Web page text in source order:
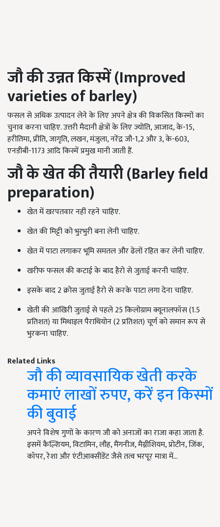
जौ की उन्नत किस्में (Improved
varieties of barley)
फसल से अधिक उत्पादन लेने के लिए अपने क्षेत्र की विकसित किस्मों का
चुनाव करना चाहिए. उत्तरी मैदानी क्षेत्रों के लिए ज्योति, आजाद, के-15,
हरीतिमा, प्रीति, जागृति, लखन, मंजुला, नरेंद्र जौ-1,2 और 3, के-603,
एनडीबी-1173 आदि किस्में प्रमुख मानी जाती हैं.
जौ केखेत की तैयारी (Barley field
preparation)
खेत में खरपतवार नहीं रहने चाहिए.
खेत की मिट्टी को भुरभुरी बना लेनी चाहिए.
खेत में पाटा लगाकर भूमि समतल और ढेलों रहित कर लेनी चाहिए.
खरीफ फसल की कटाई के बाद हैरो से जुताई करनी चाहिए.
इसके बाद 2 क्रोस जुताई हैरो से करके पाटा लगा देना चाहिए.
खेती की आखिरी जुताई से पहले 25 किलोग्राम क्यूनालफॉस (1.5
प्रतिशत) या मिथाइल पैराथियोन (2 प्रतिशत) चूर्ण को समान रूप से
भुरकना चाहिए.
Related Links
जौ की व्यावसायिक खेती करके
कमाएं लाखों रुपए, करें इन किस्मों
की बुवाई
अपने विशेष गुणों के कारण जौ को अनाजों का राजा कहा जाता है.
इसमें कैल्शियम, विटामिन, लौह, मैंगनीज, मैग्नीशियम, प्रोटीन, जिंक,
कॉपर, रेशा और एंटीआक्सीडेंट जैसे तत्व भरपूर मात्रा में…